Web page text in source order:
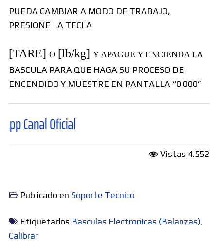
PUEDA CAMBIAR A MODO DE TRABAJO,
PRESIONE LA TECLA
[TARE] O [lb/kg] Y APAGUE Y ENCIENDA LA
BASCULA PARA QUE HAGA SU PROCESO DE
ENCENDIDO Y MUESTRE EN PANTALLA “0.000”
Oficial
Vistas 4.552
Publicado en Soporte Tecnico
Etiquetados Basculas Electronicas (Balanzas),
Calibrar